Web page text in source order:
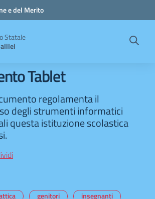
e del Merito
Statale
Tablet
regolamenta il
degli strumenti informatici
questa istituzione scolastica
genitori
insegnanti